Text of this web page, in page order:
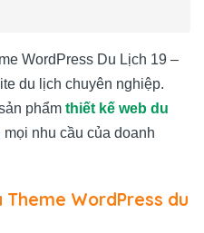
WordPress Du Lịch 19 –
du lịch chuyên nghiệp.
phẩm thiết kế web du
nhu cầu của doanh
WordPress du